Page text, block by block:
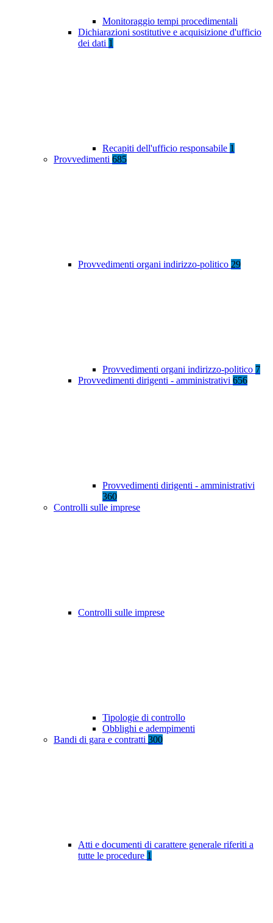
Monitoraggio tempi procedimentali
Dichiarazioni sostitutive e acquisizione d'ufficio
dei dati 1
Recapiti dell'ufficio responsabile 1
Provvedimenti 685
Provvedimenti organi indirizzo-politico 29
Provvedimenti organi indirizzo-politico 7
Provvedimenti dirigenti - amministrativi 656
Provvedimenti dirigenti - amministrativi
360
Controlli sulle imprese
Controlli sulle imprese
Tipologie di controllo
Obblighi e adempimenti
Bandi di gara e contratti 300
Atti e documenti di carattere generale riferiti a
tutte le procedure 1